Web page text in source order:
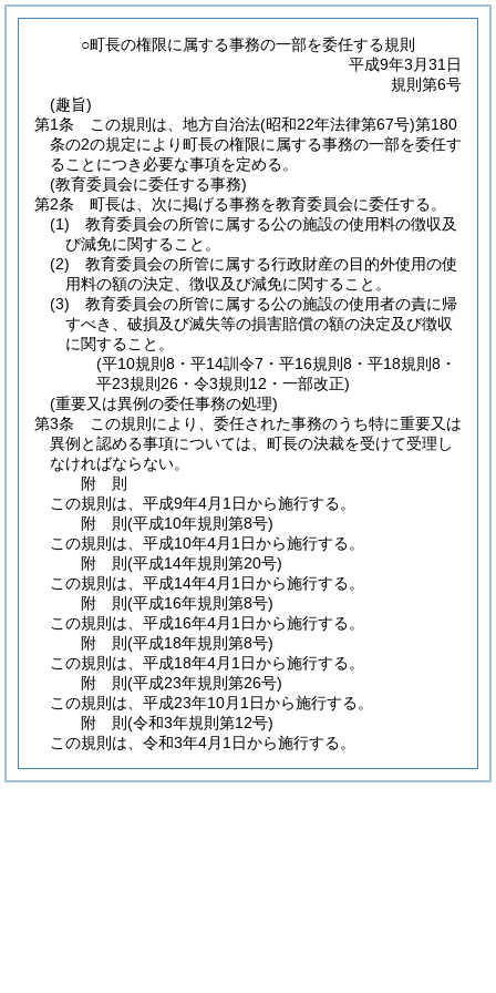
○町長の権限に属する事務の一部を委任する規則
平成9年3月31日
規則第6号
(趣旨)
第1条
この規則は、地方自治法(昭和22年法律第67号)第180
条の2の規定により町長の権限に属する事務の一部を委任す
ることにつき必要な事項を定める。
(教育委員会に委任する事務)
第2条
町長は、次に掲げる事務を教育委員会に委任する。
(1)
教育委員会の所管に属する公の施設の使用料の徴収及
び減免に関すること。
(2)
教育委員会の所管に属する行政財産の目的外使用の使
用料の額の決定、徴収及び減免に関すること。
(3)
教育委員会の所管に属する公の施設の使用者の責に帰
すべき、破損及び滅失等の損害賠償の額の決定及び徴収
に関すること。
(平10規則8・平14訓令7・平16規則8・平18規則8・
平23規則26・令3規則12・一部改正)
(重要又は異例の委任事務の処理)
第3条
この規則により、委任された事務のうち特に重要又は
異例と認める事項については、町長の決裁を受けて受理し
なければならない。
附 則
この規則は、平成9年4月1日から施行する。
附 則(平成10年規則第8号)
この規則は、平成10年4月1日から施行する。
附 則(平成14年規則第20号)
この規則は、平成14年4月1日から施行する。
附 則(平成16年規則第8号)
この規則は、平成16年4月1日から施行する。
附 則(平成18年規則第8号)
この規則は、平成18年4月1日から施行する。
附 則(平成23年規則第26号)
この規則は、平成23年10月1日から施行する。
附 則(令和3年規則第12号)
この規則は、令和3年4月1日から施行する。